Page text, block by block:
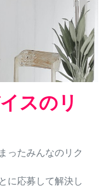
スのリ
ったみんなのリク
に応募して解決し